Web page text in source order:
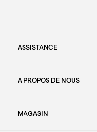
ASSISTANCE
A PROPOS DE NOUS
MAGASIN